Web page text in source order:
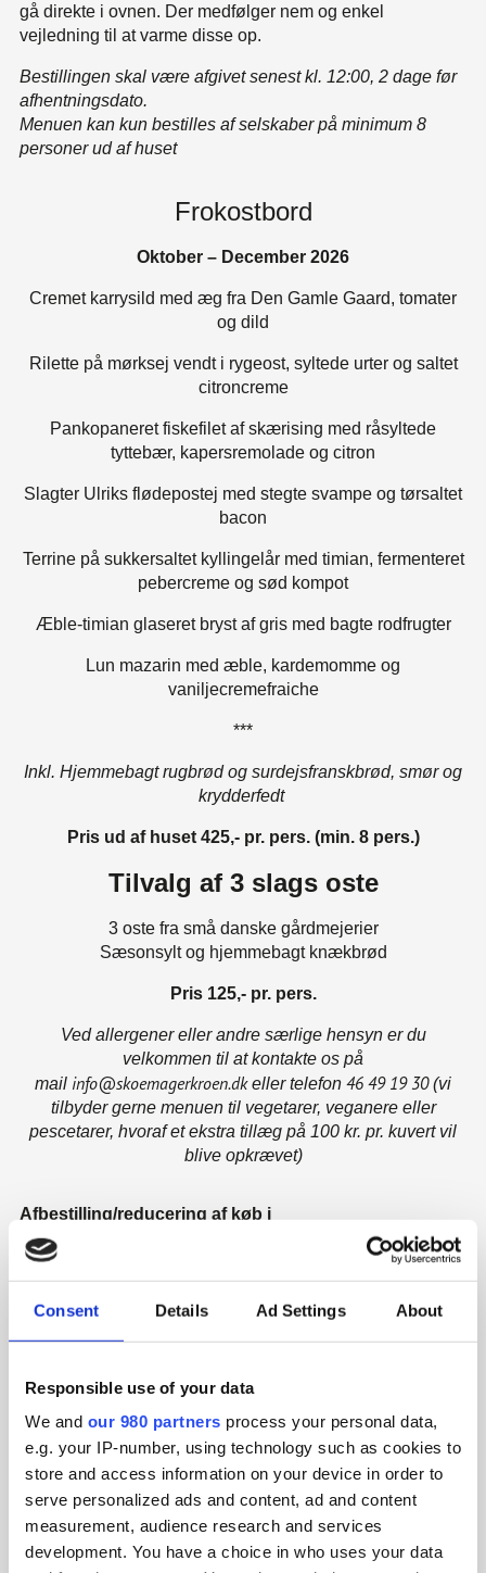
Consent Details Ad Settings About
Responsible use of your data
We and our 980 partners process your personal data,
e.g. your IP-number, using technology such as cookies to
store and access information on your device in order to
serve personalized ads and content, ad and content
measurement, audience research and services
development. You have a choice in who uses your data
gå direkte i ovnen. Der medfølger nem og enkel
vejledning til at varme disse op.
Bestillingen skal være afgivet senest kl. 12:00, 2 dage før
afhentningsdato.
Menuen kan kun bestilles af selskaber på minimum 8
personer ud af huset
Frokostbord
Oktober – December 2026
Cremet karrysild med æg fra Den Gamle Gaard, tomater
og dild
Rilette på mørksej vendt i rygeost, syltede urter og saltet
citroncreme
Pankopaneret fiskefilet af skærising med råsyltede
tyttebær, kapersremolade og citron
Slagter Ulriks flødepostej med stegte svampe og tørsaltet
bacon
Terrine på sukkersaltet kyllingelår med timian, fermenteret
pebercreme og sød kompot
Æble-timian glaseret bryst af gris med bagte rodfrugter
Lun mazarin med æble, kardemomme og
vaniljecremefraiche
***
Inkl. Hjemmebagt rugbrød og surdejsfranskbrød, smør og
krydderfedt
Pris ud af huset 425,- pr. pers. (min. 8 pers.)
Tilvalg af 3 slags oste
3 oste fra små danske gårdmejerier
Sæsonsylt og hjemmebagt knækbrød
Pris 125,- pr. pers.
Ved allergener eller andre særlige hensyn er du
velkommen til at kontakte os på
mail info@skoemagerkroen.dk eller telefon 46 49 19 30(vi
tilbyder gerne menuen til vegetarer, veganere eller
pescetarer, hvoraf et ekstra tillæg på 100 kr. pr. kuvert vil
blive opkrævet)
Afbestilling/reducering af køb i
webshoppen/bestillinger til mad ud af huset
Ved 8 personer – 25 personer, skal afbestilling rettidigt ske
skriftligt senest 2 uger inden dato for afhentning/levering af
den bestilte menu.
bestilte menu.
for afhentning/levering af den bestilte menu.
***
Ved 25 personer og derover, skal afbestilling rettidigt ske
skriftligt senest 3 mdr. inden dato for afhentning/levering af
den bestilte menu.
Under 25 personer skal afbestilling rettidigt ske skriftligt